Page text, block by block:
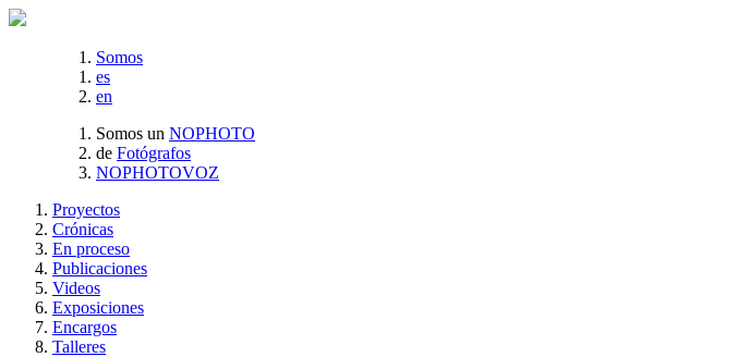
Somos
es
en
Somos un NOPHOTO
de Fotógrafos
NOPHOTOVOZ
Proyectos
Crónicas
En proceso
Publicaciones
Videos
Exposiciones
Encargos
Talleres